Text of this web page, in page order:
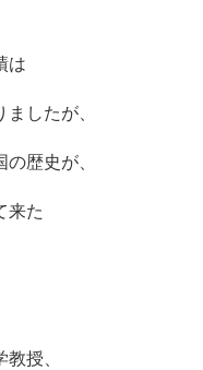
は
したが、
歴史が、
来た
授、